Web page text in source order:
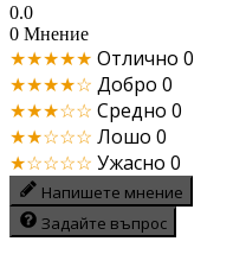
0.0
0 Мнение
★★★★★ Отлично 0
★★★★☆ Добро 0
★★★☆☆ Средно 0
★★☆☆☆ Лошо 0
★☆☆☆☆ Ужасно 0
Напишете мнение
Задайте въпрос